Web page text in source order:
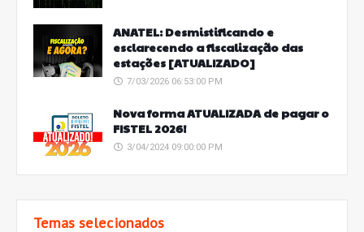
ANATEL: Desmistificando e
esclarecendo a fiscalização das
estações [ATUALIZADO]
7/03/2026 06:53:00 PM
Nova forma ATUALIZADA de pagar o
FISTEL 2026!
3/04/2024 09:00:00 PM
Temas selecionados